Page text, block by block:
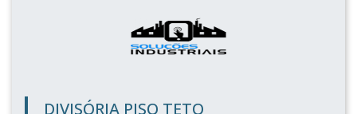
DIVISÓRIA PISO TETO